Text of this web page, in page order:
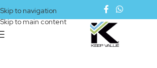
Skip to navigation
Skip to main content